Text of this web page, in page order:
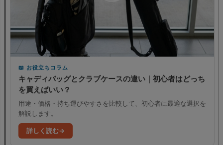
お役立ちコラム
キャディバッグとクラブケースの違い｜初心者はどっち
を買えばいい？
用途・価格・持ち運びやすさを比較して、初心者に最適な選択を
解説します。
詳しく読む